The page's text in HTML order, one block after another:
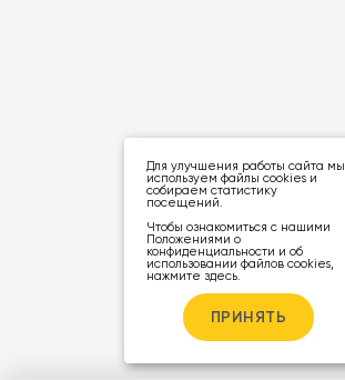
Для улучшения работы сайта мы
используем файлы cookies и
собираем статистику
посещений.
Чтобы ознакомиться с нашими
Положениями о
конфиденциальности и об
использовании файлов cookies,
нажмите здесь.
ПРИНЯТЬ